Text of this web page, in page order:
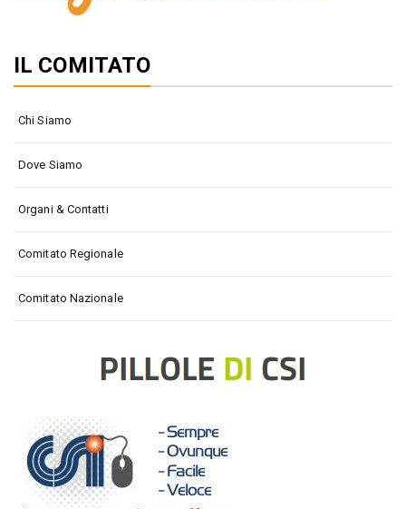
IL COMITATO
Chi Siamo
Dove Siamo
Organi & Contatti
Comitato Regionale
Comitato Nazionale